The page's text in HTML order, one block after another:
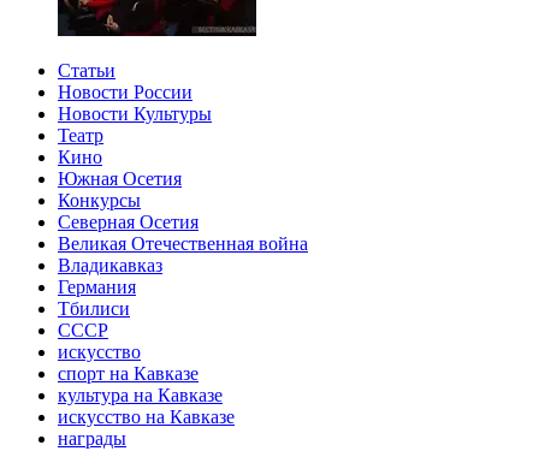
Статьи
Новости России
Новости Культуры
Театр
Кино
Южная Осетия
Конкурсы
Северная Осетия
Великая Отечественная война
Владикавказ
Германия
Тбилиси
СССР
искусство
спорт на Кавказе
культура на Кавказе
искусство на Кавказе
награды